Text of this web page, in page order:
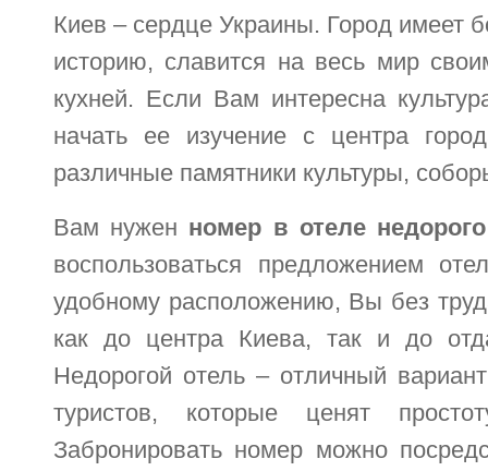
Киев – сердце Украины. Город имеет
историю, славится на весь мир
кухней. Если Вам интересна
начать ее изучение с центра
различные памятники культуры,
Вам нужен номер в отеле
воспользоваться предложением
удобному расположению, Вы без
как до центра Киева, так и до
Недорогой отель – отличный
туристов, которые ценят
Забронировать номер можно